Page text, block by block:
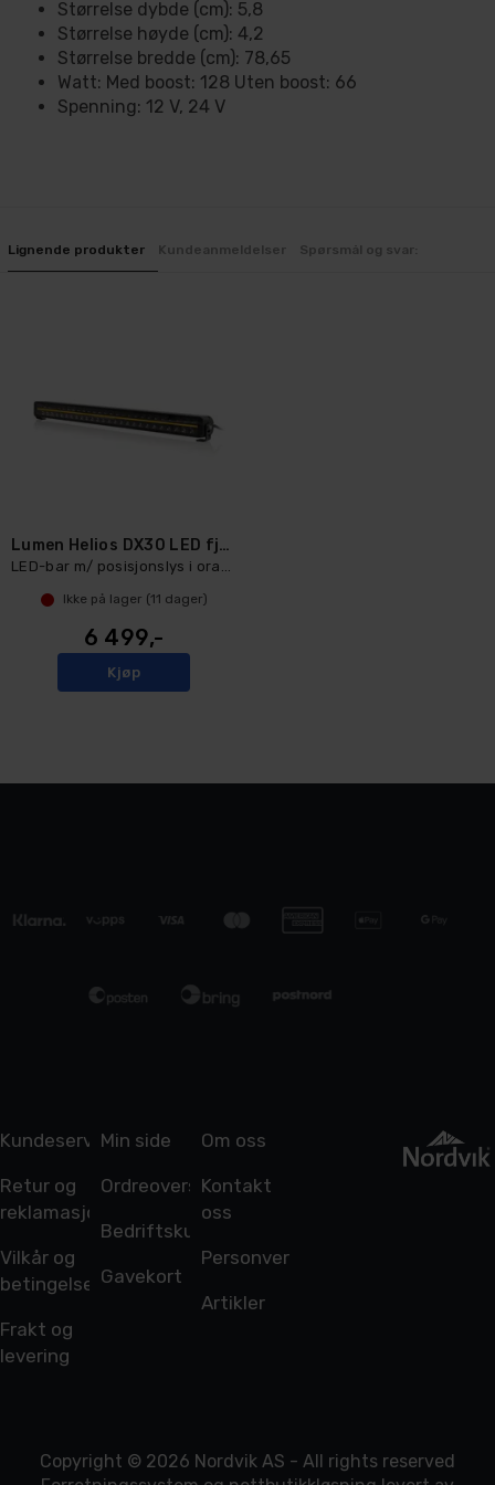
Størrelse dybde (cm): 5,8
Størrelse høyde (cm): 4,2
Størrelse bredde (cm): 78,65
Watt: Med boost: 128 Uten boost: 66
Spenning: 12 V, 24 V
Lignende produkter Kundeanmeldelser Spørsmål og svar:
Lumen Helios DX30 LED fjernlys
LED-bar m/ posisjonslys i oransje/hvit
Ikke på lager (11 dager)
6 499,-
Kjøp
Kundeservice
Retur og
reklamasjon
Vilkår og
betingelser
Frakt og
levering
Min side
Ordreoversikt
Bedriftskunde
Gavekort
Om oss
Kontakt
oss
Personvern
Artikler
Copyright © 2026 Nordvik AS - All rights reserved